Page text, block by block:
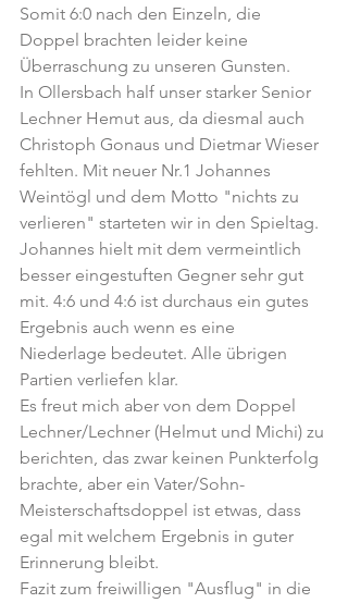
Somit 6:0 nach den Einzeln, die
Doppel brachten leider keine
Überraschung zu unseren Gunsten.
In Ollersbach half unser starker Senior
Lechner Hemut aus, da diesmal auch
Christoph Gonaus und Dietmar Wieser
fehlten. Mit neuer Nr.1 Johannes
Weintögl und dem Motto "nichts zu
verlieren" starteten wir in den Spieltag.
Johannes hielt mit dem vermeintlich
besser eingestuften Gegner sehr gut
mit. 4:6 und 4:6 ist durchaus ein gutes
Ergebnis auch wenn es eine
Niederlage bedeutet. Alle übrigen
Partien verliefen klar.
Es freut mich aber von dem Doppel
Lechner/Lechner (Helmut und Michi) zu
berichten, das zwar keinen Punkterfolg
brachte, aber ein Vater/Sohn-
Meisterschaftsdoppel ist etwas, dass
egal mit welchem Ergebnis in guter
Erinnerung bleibt.
Fazit zum freiwilligen "Ausflug" in die